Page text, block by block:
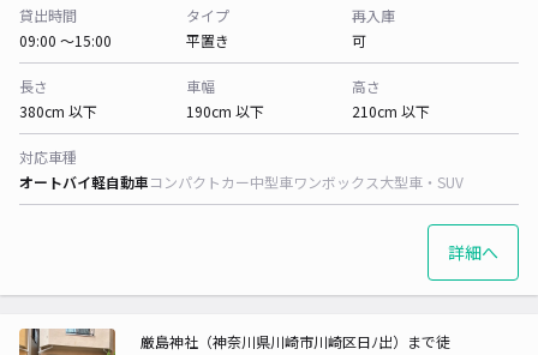
貸出時間
09:00 〜15:00
タイプ
平置き
再入庫
可
長さ
380cm 以下
車幅
190cm 以下
高さ
210cm 以下
対応車種
オートバイ軽自動車コンパクトカー中型車ワンボックス大型車・SUV
詳細へ
厳島神社（神奈川県川崎市川崎区日ﾉ出）まで徒